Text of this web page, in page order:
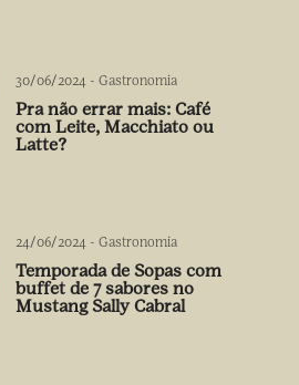
30/06/2024 - Gastronomia
Pra não errar mais: Café
com Leite, Macchiato ou
Latte?
24/06/2024 - Gastronomia
Temporada de Sopas com
buffet de 7 sabores no
Mustang Sally Cabral